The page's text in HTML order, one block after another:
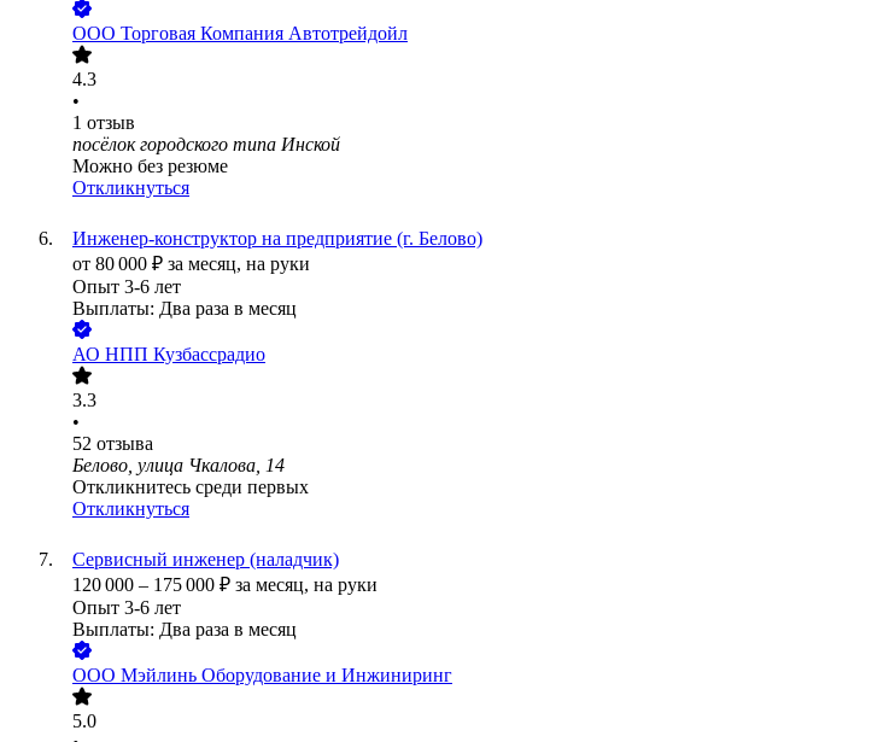
ООО Торговая Компания Автотрейдойл
4.3
•
1 отзыв
посёлок городского типа Инской
Можно без резюме
Откликнуться
Инженер-конструктор на предприятие (г. Белово)
от 80 000 ₽ за месяц, на руки
Опыт 3-6 лет
Выплаты: Два раза в месяц
АО НПП Кузбассрадио
3.3
•
52 отзыва
Белово, улица Чкалова, 14
Откликнитесь среди первых
Откликнуться
Сервисный инженер (наладчик)
120 000 – 175 000 ₽ за месяц, на руки
Опыт 3-6 лет
Выплаты: Два раза в месяц
ООО Мэйлинь Оборудование и Инжиниринг
5.0